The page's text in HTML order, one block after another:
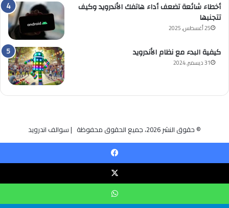
أخطاء شائعة تضعف أداء هاتفك الأندرويد وكيف
تتجنبها
25 أغسطس, 2025
كيفية البدء مع نظام الأندرويد
31 ديسمبر, 2024
© حقوق النشر 2026، جميع الحقوق محفوظة | سوالف اندرويد
فيسبوك
‫X
واتساب